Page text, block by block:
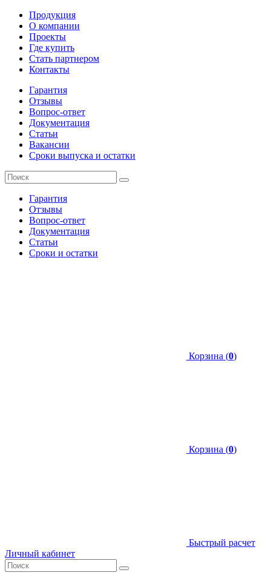
Продукция
О компании
Проекты
Где купить
Стать партнером
Контакты
Гарантия
Отзывы
Вопрос-ответ
Документация
Статьи
Вакансии
Сроки выпуска и остатки
Гарантия
Отзывы
Вопрос-ответ
Документация
Статьи
Сроки и остатки
Корзина (0)
Корзина (0)
Быстрый расчет
Личный кабинет